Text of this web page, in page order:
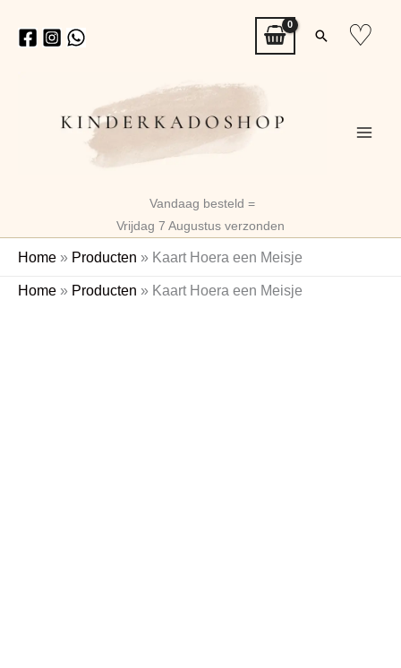
naar
Zoeken
♡
Vandaag besteld =
Vrijdag 7 Augustus verzonden
Home » Producten » Kaart Hoera een Meisje
Home » Producten » Kaart Hoera een Meisje
Kaart